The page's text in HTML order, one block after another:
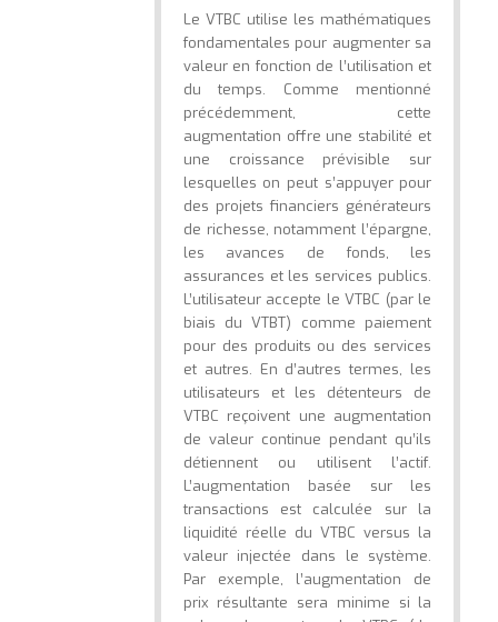
Le VTBC utilise les mathématiques
fondamentales pour augmenter sa
valeur en fonction de l’utilisation et
du temps. Comme mentionné
précédemment, cette
augmentation offre une stabilité et
une croissance prévisible sur
lesquelles on peut s’appuyer pour
des projets financiers générateurs
de richesse, notamment l’épargne,
les avances de fonds, les
assurances et les services publics.
L’utilisateur accepte le VTBC (par le
biais du VTBT) comme paiement
pour des produits ou des services
et autres. En d’autres termes, les
utilisateurs et les détenteurs de
VTBC reçoivent une augmentation
de valeur continue pendant qu’ils
détiennent ou utilisent l’actif.
L’augmentation basée sur les
transactions est calculée sur la
liquidité réelle du VTBC versus la
valeur injectée dans le système.
Par exemple, l’augmentation de
prix résultante sera minime si la